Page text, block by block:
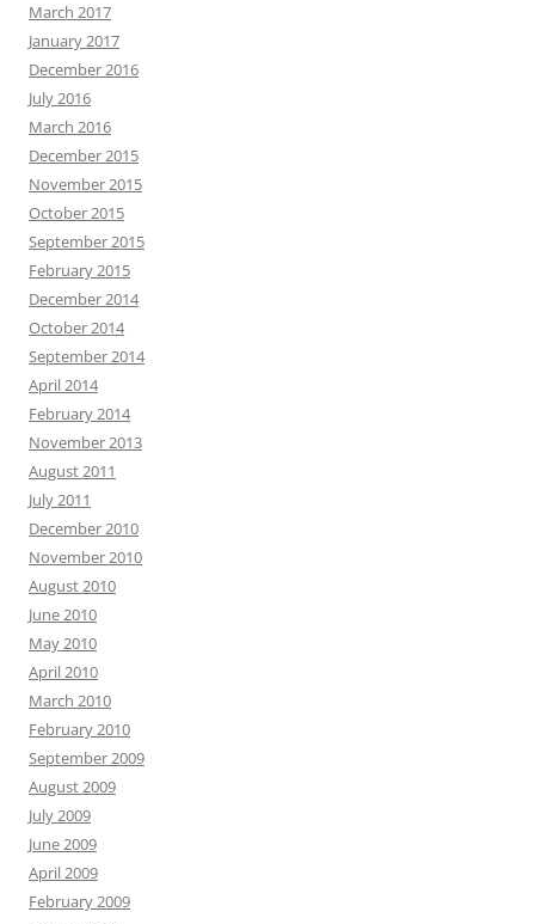
March 2017
January 2017
December 2016
July 2016
March 2016
December 2015
November 2015
October 2015
September 2015
February 2015
December 2014
October 2014
September 2014
April 2014
February 2014
November 2013
August 2011
July 2011
December 2010
November 2010
August 2010
June 2010
May 2010
April 2010
March 2010
February 2010
September 2009
August 2009
July 2009
June 2009
April 2009
February 2009